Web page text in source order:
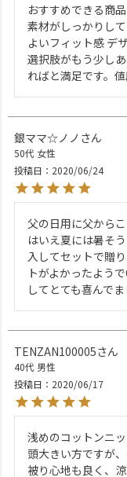
おすすめできる商品
素材がしっかりし
よいフィット感 デ
選択肢がもう少し
銀ママ☆ノノ
50代 女性
投稿日
2020/06/24
父の日用に父から
はいえ夏には暑そ
入してセットで贈
トがよかったよう
してとても喜んでま
TENZAN100005
40代 男性
投稿日
2020/06/17
浅めのコットンニ
頭大きい方ですが
被り心地も良く、涼